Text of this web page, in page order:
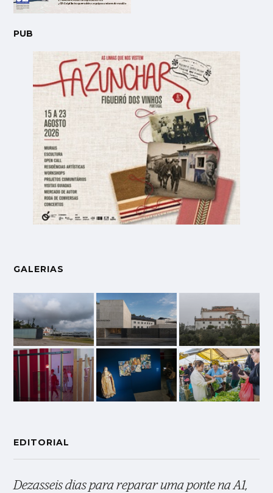
PUB
GALERIAS
EDITORIAL
Dezasseis dias para reparar uma ponte na A1,